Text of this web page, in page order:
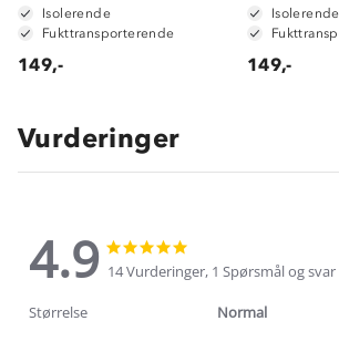
Isolerende
Fukttransporterende
149,-
Isolerende
149,-
Vurderinger
4.9
4.9
star
rating
star
rating
14 Vurderinger, 1 Spørsmål og svar
Størrelse Normal